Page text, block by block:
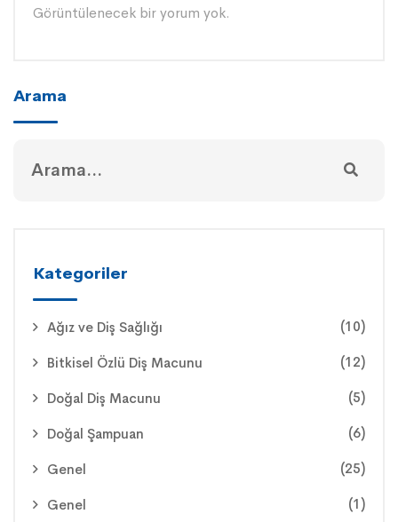
Görüntülenecek bir yorum yok.
Arama
Kategoriler
Ağız ve Diş Sağlığı (10)
Bitkisel Özlü Diş Macunu (12)
Doğal Diş Macunu (5)
Doğal Şampuan (6)
Genel (25)
Genel (1)